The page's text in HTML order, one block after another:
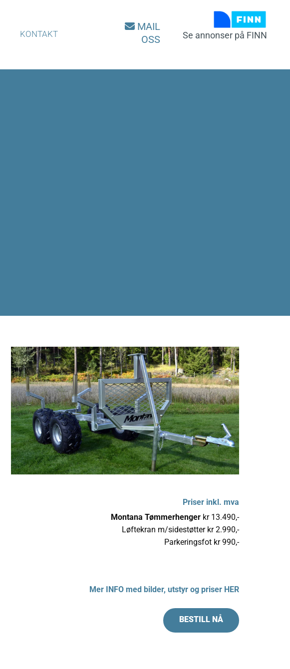
KONTAKT
MAIL
OSS
Se annonser på FINN
Priser inkl. mva
Montana Tømmerhengerkr 13.490,-
Løftekran m/sidestøtter kr 2.990,-
Parkeringsfot kr 990,-
Mer INFO med bilder, utstyr og priser HER
BESTILL NÅ